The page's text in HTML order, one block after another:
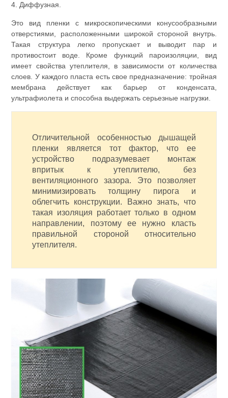
4. Диффузная.
Это вид пленки с микроскопическими конусообразными
отверстиями, расположенными широкой стороной внутрь.
Такая структура легко пропускает и выводит пар и
противостоит воде. Кроме функций пароизоляции, вид
имеет свойства утеплителя, в зависимости от количества
слоев. У каждого пласта есть свое предназначение: тройная
мембрана действует как барьер от конденсата,
ультрафиолета и способна выдержать серьезные нагрузки.
Отличительной особенностью дышащей
пленки является тот фактор, что ее
устройство подразумевает монтаж
впритык к утеплителю, без
вентиляционного зазора. Это позволяет
минимизировать толщину пирога и
облегчить конструкции. Важно знать, что
такая изоляция работает только в одном
направлении, поэтому ее нужно класть
правильной стороной относительно
утеплителя.